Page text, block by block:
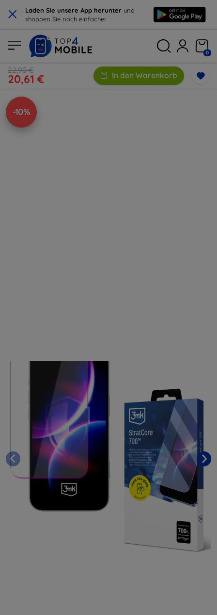
× Laden Sie unsere App herunter und
shoppen Sie noch einfacher.
0
22,90 €
20,61 € In den Warenkorb
-10%